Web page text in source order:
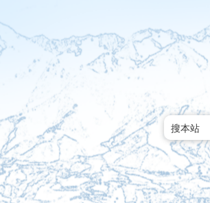
搜本站